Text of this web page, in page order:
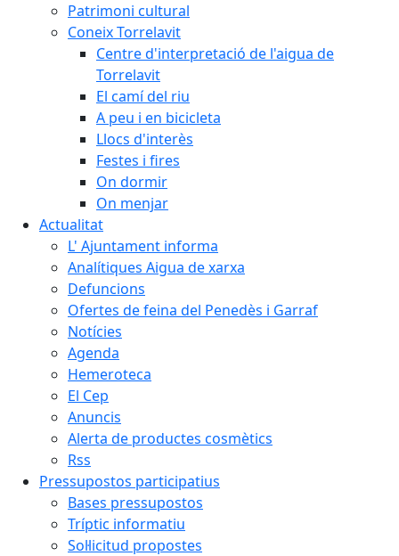
Patrimoni cultural
Coneix Torrelavit
Centre d'interpretació de l'aigua de
Torrelavit
El camí del riu
A peu i en bicicleta
Llocs d'interès
Festes i fires
On dormir
On menjar
Actualitat
L' Ajuntament informa
Analítiques Aigua de xarxa
Defuncions
Ofertes de feina del Penedès i Garraf
Notícies
Agenda
Hemeroteca
El Cep
Anuncis
Alerta de productes cosmètics
Rss
Pressupostos participatius
Bases pressupostos
Tríptic informatiu
Sol·licitud propostes